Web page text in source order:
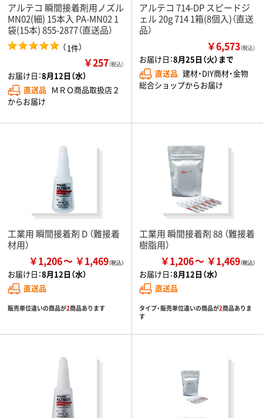
アルテコ 瞬間接着剤用ノズル
MN02(細) 15本入 PA-MN02 1
袋(15本) 855-2877（直送品）
（1件）
￥257（税込）
お届け日：8月12日（水）
直送品 ＭＲＯ商品取扱店２
からお届け
アルテコ 714-DP スピードジ
ェル 20g 714 1箱(8個入)（直送
品）
￥6,573（税込）
お届け日：8月25日（火）まで
直送品 建材・DIY商材・金物
総合ショップからお届け
工業用 瞬間接着剤 D （難接着
材用）
￥1,206 ￥1,469
お届け日：8月12日（水）
直送品
販売単位違いの商品が2商品あります
工業用 瞬間接着剤 88 （難接着
樹脂用）
￥1,206 ￥1,469
お届け日：8月12日（水）
直送品
タイプ・販売単位違いの商品が2商品ありま
す